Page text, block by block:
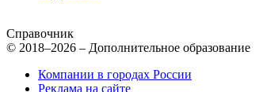
Справочник
© 2018–2026 – Дополнительное образование
Компании в городах России
Реклама на сайте